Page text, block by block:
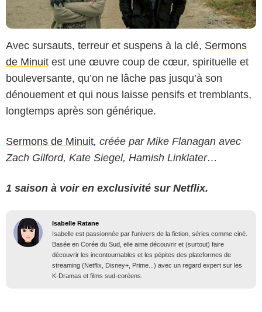
Avec sursauts, terreur et suspens à la clé, Sermons
de Minuit est une œuvre coup de cœur, spirituelle et
bouleversante, qu’on ne lâche pas jusqu’à son
dénouement et qui nous laisse pensifs et tremblants,
longtemps après son générique.
Sermons de Minuit, créée par Mike Flanagan avec
Zach Gilford, Kate Siegel, Hamish Linklater…
1 saison à voir en exclusivité sur Netflix.
Isabelle Ratane
Isabelle est passionnée par l'univers de la fiction, séries comme ciné.
Basée en Corée du Sud, elle aime découvrir et (surtout) faire
découvrir les incontournables et les pépites des plateformes de
streaming (Netflix, Disney+, Prime...) avec un regard expert sur les
K-Dramas et films sud-coréens.